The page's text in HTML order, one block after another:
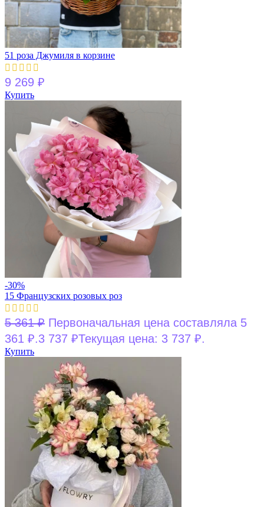
51 роза Джумиля в корзине
9 269 ₽
Купить
-30%
15 Французских розовых роз
5 361₽ Первоначальная цена составляла 5
361 ₽.3 737 ₽Текущая цена: 3 737 ₽.
Купить